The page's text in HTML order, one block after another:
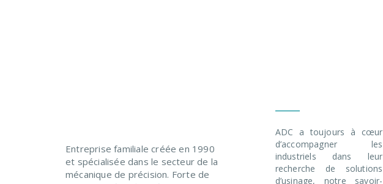
Entreprise familiale créée en 1990
et spécialisée dans le secteur de la
mécanique de précision. Forte de
ADC a toujours à cœur
d’accompagner les
industriels dans leur
recherche de solutions
d’usinage, notre savoir-